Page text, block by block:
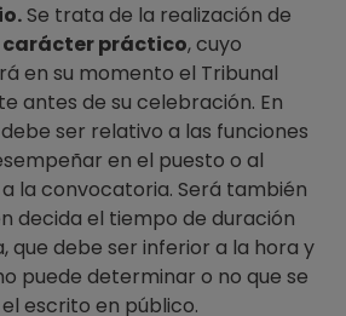
Se trata de la realización de
carácter práctico, cuyo
en su momento el Tribunal
antes de su celebración. En
ser relativo a las funciones
en el puesto o al
la convocatoria. Será también
decida el tiempo de duración
que debe ser inferior a la hora y
puede determinar o no que se
escrito en público.